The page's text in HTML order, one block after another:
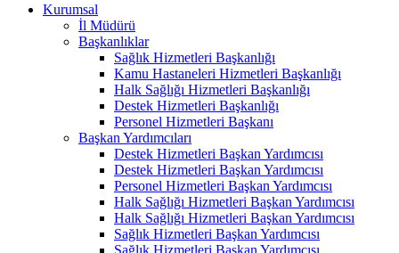
Kurumsal
İl Müdürü
Başkanlıklar
Sağlık Hizmetleri Başkanlığı
Kamu Hastaneleri Hizmetleri Başkanlığı
Halk Sağlığı Hizmetleri Başkanlığı
Destek Hizmetleri Başkanlığı
Personel Hizmetleri Başkanı
Başkan Yardımcıları
Destek Hizmetleri Başkan Yardımcısı
Destek Hizmetleri Başkan Yardımcısı
Personel Hizmetleri Başkan Yardımcısı
Halk Sağlığı Hizmetleri Başkan Yardımcısı
Halk Sağlığı Hizmetleri Başkan Yardımcısı
Sağlık Hizmetleri Başkan Yardımcısı
Sağlık Hizmetleri Başkan Yardımcısı